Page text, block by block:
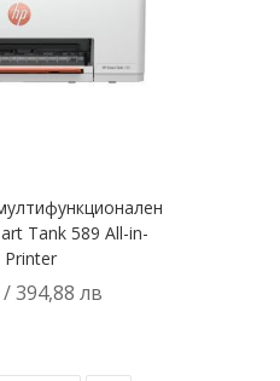
Tank 589 All-in-
Printer
/ 394,88 лв